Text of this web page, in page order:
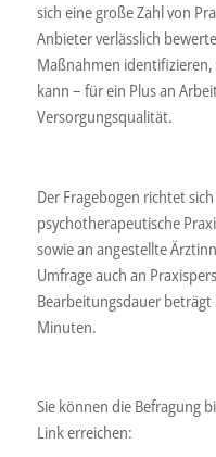
sich eine große Zahl von
Anbieter verlässlich
Maßnahmen
kann – für ein Plus an
Versorgungsqualität.
Der Fragebogen richtet
psychotherapeutische
sowie an angestellte
Umfrage auch an
Bearbeitungsdauer
Minuten.
Sie können die Befragung
Link erreichen: